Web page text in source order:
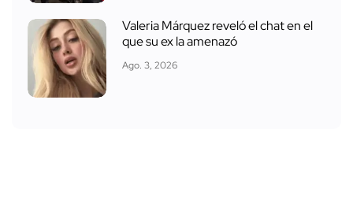
Valeria Márquez reveló el chat en el
que su ex la amenazó
Ago. 3, 2026